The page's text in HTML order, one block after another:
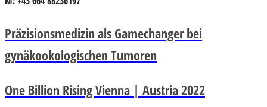
Präzisionsmedizin als Gamechanger bei
gynäkookologischen Tumoren
One Billion Rising Vienna | Austria 2022